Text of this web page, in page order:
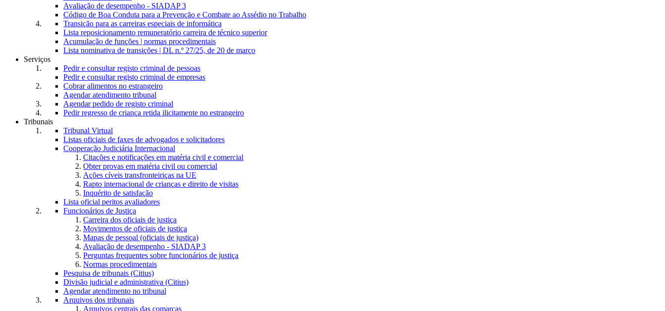
Avaliação de desempenho - SIADAP 3
Código de Boa Conduta para a Prevenção e Combate ao Assédio no Trabalho
Transição para as carreiras especiais de informática
Lista reposicionamento remuneratório carreira de técnico superior
Acumulação de funções | normas procedimentais
Lista nominativa de transições | DL n.º 27/25, de 20 de março
Serviços
Pedir e consultar registo criminal de pessoas
Pedir e consultar registo criminal de empresas
Cobrar alimentos no estrangeiro
Agendar atendimento tribunal
Agendar pedido de registo criminal
Pedir regresso de criança retida ilicitamente no estrangeiro
Tribunais
Tribunal Virtual
Listas oficiais de faxes de advogados e solicitadores
Cooperação Judiciária Internacional
Citações e notificações em matéria civil e comercial
Obter provas em matéria civil ou comercial
Ações cíveis transfronteiriças na UE
Rapto internacional de crianças e direito de visitas
Inquérito de satisfação
Lista oficial peritos avaliadores
Funcionários de Justiça
Carreira dos oficiais de justiça
Movimentos de oficiais de justiça
Mapas de pessoal (oficiais de justiça)
Avaliação de desempenho - SIADAP 3
Perguntas frequentes sobre funcionários de justiça
Normas procedimentais
Pesquisa de tribunais (Citius)
Divisão judicial e administrativa (Citius)
Agendar atendimento no tribunal
Arquivos dos tribunais
Arquivos centrais das comarcas